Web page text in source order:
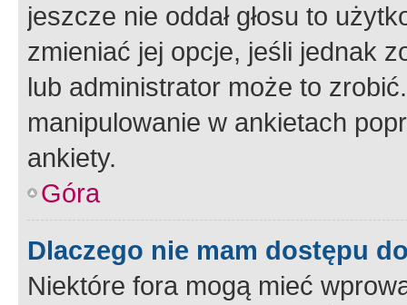
jeszcze nie oddał głosu to
zmieniać jej opcje, jeśli jednak
lub administrator może to
manipulowanie w ankietach
ankiety.
Góra
Dlaczego nie mam dostępu
Niektóre fora mogą mieć